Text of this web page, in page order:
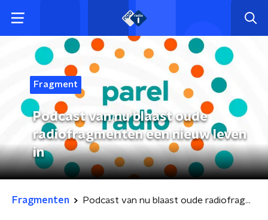
Fragment
Podcast van nu blaast oude
radiofragmenten een nieuw leven
in
Fragmenten Podcast van nu blaast oude radiofragmenten een nieuw leven in